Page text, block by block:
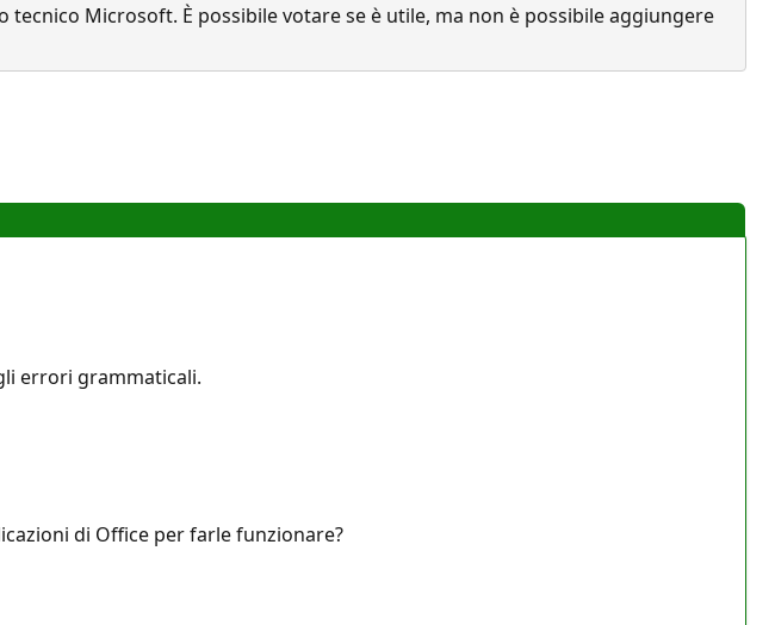
Microsoft. È possibile votare se è utile, ma non è possibile aggiungere
errori grammaticali.
di Office per farle funzionare?